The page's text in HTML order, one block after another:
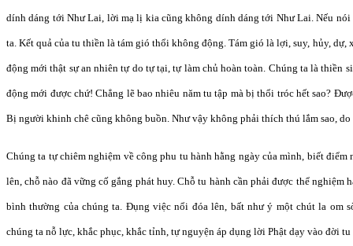
dính dáng tới Như Lai, lời mạ lị kia cũng không dính dáng tới Như Lai. Nếu nói
ta. Kết quả của tu thiền là tám gió thổi không động. Tám gió là lợi, suy, hủy, dự,
động mới thật sự an nhiên tự do tự tại, tự làm chủ hoàn toàn. Chúng ta là thiền
động mới được chứ! Chẳng lẽ bao nhiêu năm tu tập mà bị thổi tróc hết sao?
Bị người khinh chê cũng không buồn. Như vậy không phải thích thú lắm sao, do
Chúng ta tự chiêm nghiệm về công phu tu hành hằng ngày của mình, biết điểm
lên, chỗ nào đã vững cố gắng phát huy. Chỗ tu hành cần phải được thể nghiệm
bình thường của chúng ta. Đụng việc nổi đóa lên, bất như ý một chút la om
chúng ta nỗ lực, khắc phục, khắc tỉnh, tự nguyện áp dụng lời Phật dạy vào đời